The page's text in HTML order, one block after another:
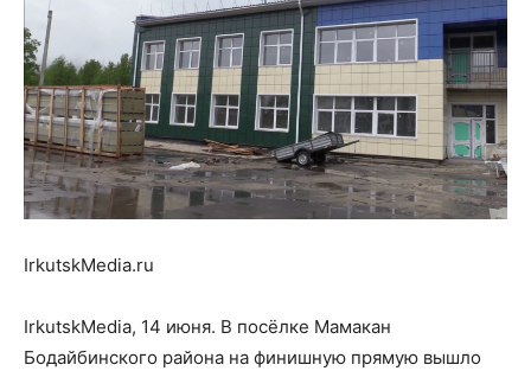
IrkutskMedia.ru
IrkutskMedia, 14 июня. В посёлке Мамакан
Бодайбинского района на финишную прямую вышло